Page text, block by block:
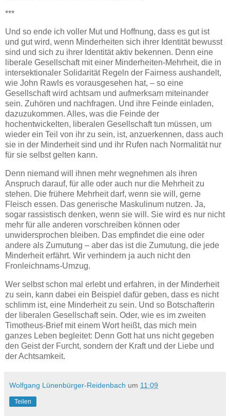
***
Und so ende ich voller Mut und Hoffnung, dass es gut ist
und gut wird, wenn Minderheiten sich ihrer Identität bewusst
sind und sich zu ihrer Identität aktiv bekennen. Denn eine
liberale Gesellschaft mit einer Minderheiten-Mehrheit, die in
intersektionaler Solidarität Regeln der Fairness aushandelt,
wie John Rawls es vorausgesehen hat, – so eine
Gesellschaft wird achtsam und aufmerksam miteinander
sein. Zuhören und nachfragen. Und ihre Feinde einladen,
dazuzukommen. Alles, was die Feinde der
hochentwickelten, liberalen Gesellschaft tun müssen, um
wieder ein Teil von ihr zu sein, ist, anzuerkennen, dass auch
sie in der Minderheit sind und ihr Rufen nach Normalität nur
für sie selbst gelten kann.
Denn niemand will ihnen mehr wegnehmen als ihren
Anspruch darauf, für alle oder auch nur die Mehrheit zu
stehen. Die frühere Mehrheit darf, wenn sie will, gerne
Fleisch essen. Das generische Maskulinum nutzen. Ja,
sogar rassistisch denken, wenn sie will. Sie wird es nur nicht
mehr für alle anderen vorschreiben können oder
unwidersprochen bleiben. Das empfindet die eine oder
andere als Zumutung – aber das ist die Zumutung, die jede
Minderheit erfährt. Wir verhindern ja auch nicht den
Fronleichnams-Umzug.
Wer selbst schon mal erlebt und erfahren, in der Minderheit
zu sein, kann dabei ein Beispiel dafür geben, dass es nicht
schlimm ist, eine Minderheit zu sein. Und so Botschafterin
der liberalen Gesellschaft sein. Oder, wie es im zweiten
Timotheus-Brief mit einem Wort heißt, das mich mein
ganzes Leben begleitet: Denn Gott hat uns nicht gegeben
den Geist der Furcht, sondern der Kraft und der Liebe und
der Achtsamkeit.
Wolfgang Lünenbürger-Reidenbach um 11:09
Teilen